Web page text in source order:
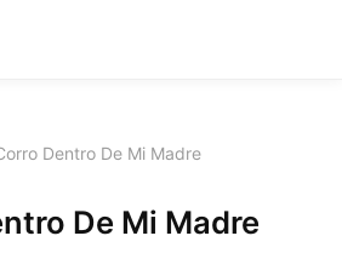
Dentro De Mi Madre
De Mi Madre